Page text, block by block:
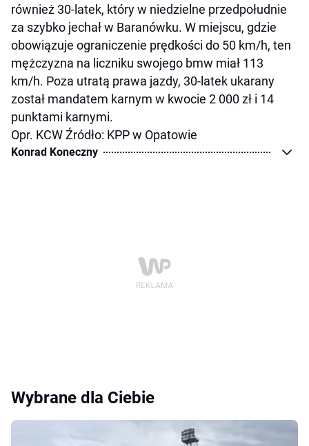
również 30-latek, który w niedzielne przedpołudnie
za szybko jechał w Baranówku. W miejscu, gdzie
obowiązuje ograniczenie prędkości do 50 km/h, ten
mężczyzna na liczniku swojego bmw miał 113
km/h. Poza utratą prawa jazdy, 30-latek ukarany
został mandatem karnym w kwocie 2 000 zł i 14
punktami karnymi.
Opr. KCW Źródło: KPP w Opatowie
Konrad Koneczny
Wybrane dla Ciebie